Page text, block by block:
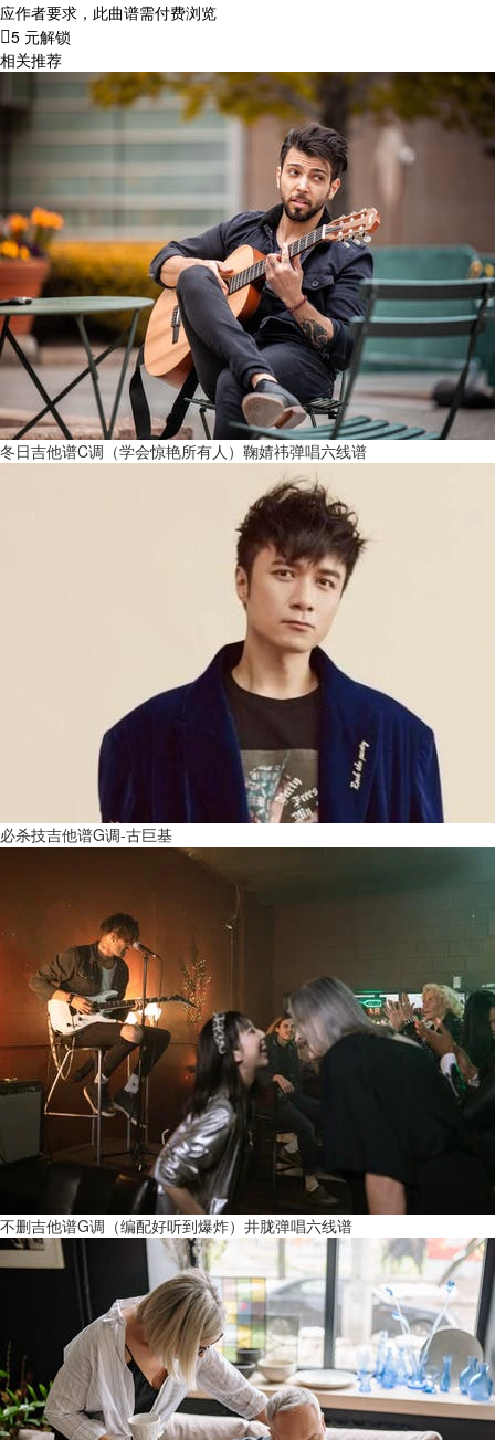
应作者要求，此曲谱需付费浏览
5 元解锁
相关推荐
冬日吉他谱C调（学会惊艳所有人）鞠婧祎弹唱六线谱
必杀技吉他谱G调-古巨基
不删吉他谱G调（编配好听到爆炸）井胧弹唱六线谱